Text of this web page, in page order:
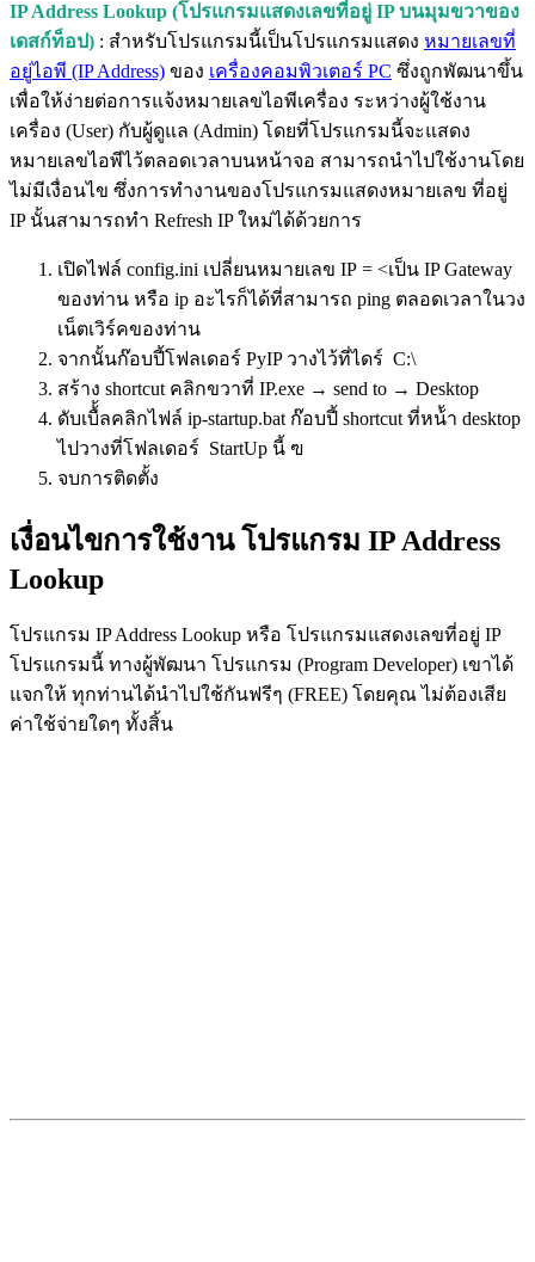
IP Address Lookup (โปรแกรมแสดงเลขที่อยู่ IP บนมุมขวาของ
เดสก์ท็อป) : สำหรับโปรแกรมนี้เป็นโปรแกรมแสดง หมายเลขที่
อยู่ไอพี (IP Address) ของ เครื่องคอมพิวเตอร์ PC ซึ่งถูกพัฒนาขึ้น
เพื่อให้ง่ายต่อการแจ้งหมายเลขไอพีเครื่อง ระหว่างผู้ใช้งาน
เครื่อง (User) กับผู้ดูแล (Admin) โดยที่โปรแกรมนี้จะแสดง
หมายเลขไอพีไว้ตลอดเวลาบนหน้าจอ สามารถนำไปใช้งานโดย
ไม่มีเงื่อนไข ซึ่งการทำงานของโปรแกรมแสดงหมายเลข ที่อยู่
IP นั้นสามารถทำ Refresh IP ใหม่ได้ด้วยการ
เปิดไฟล์ config.ini เปลี่ยนหมายเลข IP = <เป็น IP Gateway
ของท่าน หรือ ip อะไรก็ได้ที่สามารถ ping ตลอดเวลาในวง
เน็ตเวิร์คของท่าน
จากนั้นก๊อบปี้โฟลเดอร์ PyIP วางไว้ที่ไดร์ C:\
สร้าง shortcut คลิกขวาที่ IP.exe → send to → Desktop
ดับเบื้้ลคลิกไฟล์ ip-startup.bat ก๊อบปี้ shortcut ที่หน้้า desktop
ไปวางที่โฟลเดอร์ StartUp นี้ ฃ
จบการติดตั้ง
เงื่อนไขการใช้งาน โปรแกรม IP Address
Lookup
โปรแกรม IP Address Lookup หรือ โปรแกรมแสดงเลขที่อยู่ IP
โปรแกรมนี้ ทางผู้พัฒนา โปรแกรม (Program Developer) เขาได้
แจกให้ ทุกท่านได้นำไปใช้กันฟรีๆ (FREE) โดยคุณ ไม่ต้องเสีย
ค่าใช้จ่ายใดๆ ทั้งสิ้น